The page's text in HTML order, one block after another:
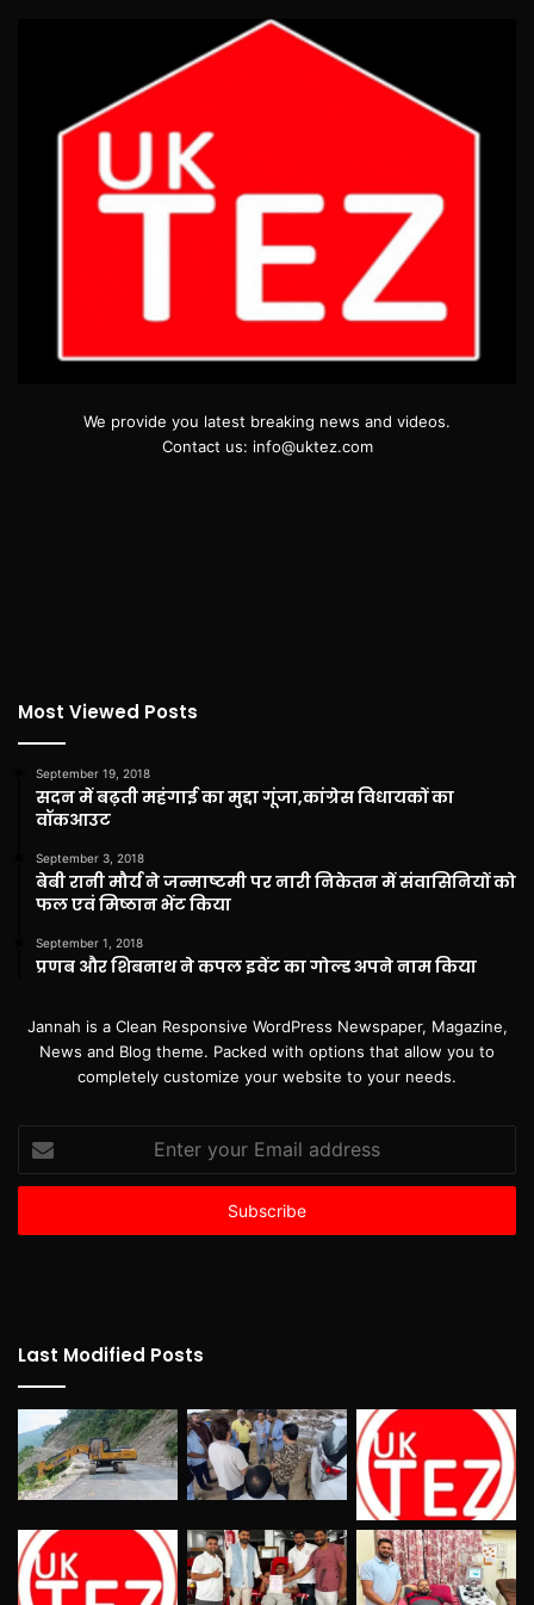
We provide you latest breaking news and videos.
Contact us: info@uktez.com
Most Viewed Posts
September 19, 2018
सदन में बढ़ती महंगाई का मुद्दा गूंजा,कांग्रेस विधायकों का
वॉकआउट
September 3, 2018
बेबी रानी मौर्य ने जन्माष्टमी पर नारी निकेतन में संवासिनियों को
फल एवं मिष्ठान भेंट किया
September 1, 2018
प्रणब और शिबनाथ ने कपल इवेंट का गोल्ड अपने नाम किया
Jannah is a Clean Responsive WordPress Newspaper, Magazine,
News and Blog theme. Packed with options that allow you to
completely customize your website to your needs.
your
Email
Last Modified Posts